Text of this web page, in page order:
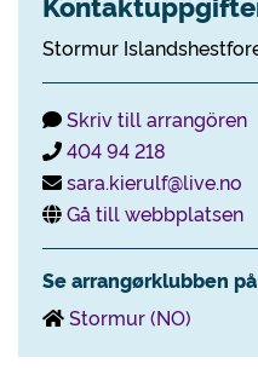
Stormur
Skriv till arrangören
404 94 218
sara.kierulf@live.no
Gå till webbplatsen
Se arrangørklubben på
Stormur (NO)